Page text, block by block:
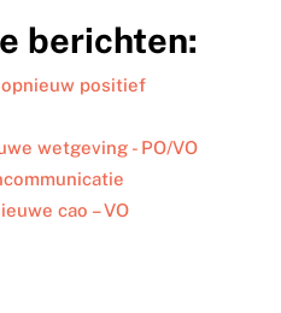
berichten:
positief
wetgeving - PO/VO
cao – VO